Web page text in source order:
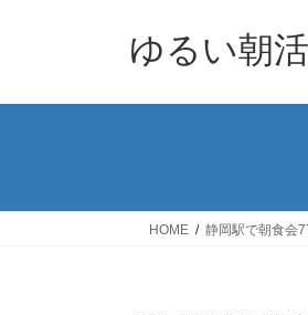
ゆるい朝
HOME 静岡駅で朝食会